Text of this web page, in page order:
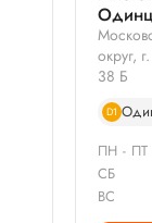
округ,
38 Б
D1
ПН - ПТ
СБ
ВС